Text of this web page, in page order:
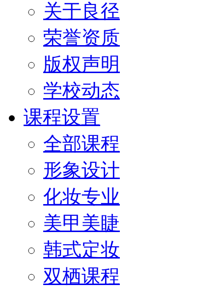
关于良径
荣誉资质
版权声明
学校动态
课程设置
全部课程
形象设计
化妆专业
美甲美睫
韩式定妆
双栖课程